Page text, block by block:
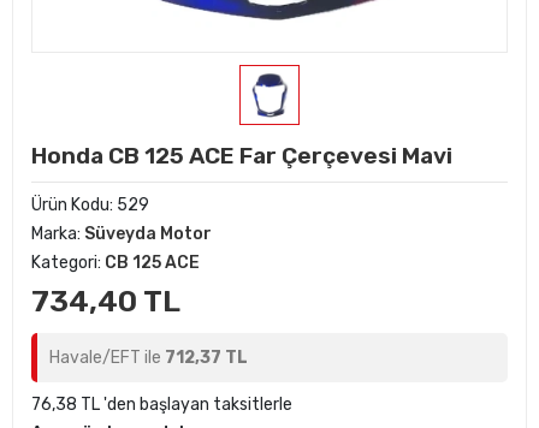
Honda CB 125 ACE Far Çerçevesi Mavi
Ürün Kodu: 529
Marka: Süveyda Motor
Kategori: CB 125 ACE
734,40 TL
Havale/EFT ile 712,37 TL
76,38 TL 'den başlayan taksitlerle